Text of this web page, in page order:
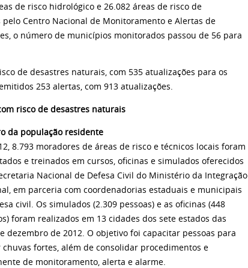
de risco hidrológico e 26.082 áreas de risco de
Centro Nacional de Monitoramento e Alertas de
o número de municípios monitorados passou de 56 para
de desastres naturais, com 535 atualizações para os
253 alertas, com 913 atualizações.
risco de desastres naturais
da população residente
8.793 moradores de áreas de risco e técnicos locais foram
e treinados em cursos, oficinas e simulados oferecidos
Nacional de Defesa Civil do Ministério da Integração
em parceria com coordenadorias estaduais e municipais
civil. Os simulados (2.309 pessoas) e as oficinas (448
foram realizados em 13 cidades dos sete estados das
dezembro de 2012. O objetivo foi capacitar pessoas para
fortes, além de consolidar procedimentos e
de monitoramento, alerta e alarme.